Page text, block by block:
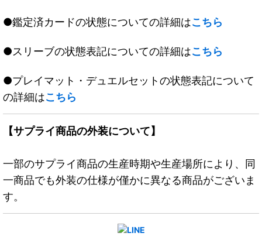
●鑑定済カードの状態についての詳細はこちら
●スリーブの状態表記についての詳細はこちら
●プレイマット・デュエルセットの状態表記について
の詳細はこちら
【サプライ商品の外装について】
一部のサプライ商品の生産時期や生産場所により、同
一商品でも外装の仕様が僅かに異なる商品がございま
す。